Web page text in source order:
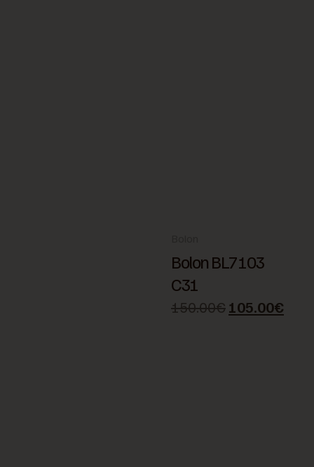
Bolon BL7103
C31
150.00€105.00€